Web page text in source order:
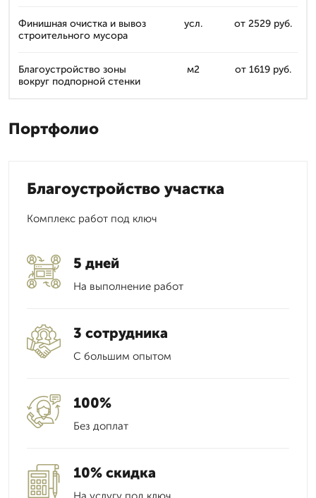
Финишная очистка и вывоз
строительного мусора
усл. от 2529 руб.
Благоустройство зоны
вокруг подпорной стенки
м2 от 1619 руб.
Портфолио
Благоустройство участка
Комплекс работ под ключ
5 дней
На выполнение работ
3 сотрудника
С большим опытом
100%
Без доплат
10% скидка